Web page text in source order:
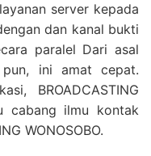
server kepada
dan kanal bukti
paralel Dari asal
ini amat cepat.
BROADCASTING
cabang ilmu kontak
WONOSOBO.